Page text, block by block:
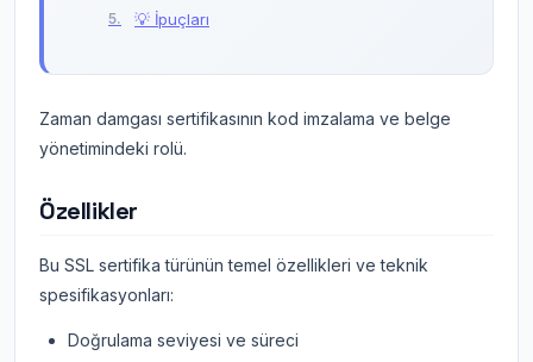
💡 İpuçları
Zaman damgası sertifikasının kod imzalama ve belge
yönetimindeki rolü.
Özellikler
Bu SSL sertifika türünün temel özellikleri ve teknik
spesifikasyonları:
Doğrulama seviyesi ve süreci